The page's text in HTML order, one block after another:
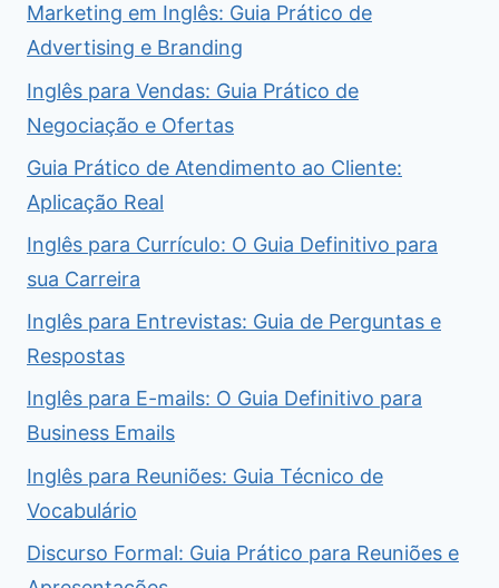
Marketing em Inglês: Guia Prático de
Advertising e Branding
Inglês para Vendas: Guia Prático de
Negociação e Ofertas
Guia Prático de Atendimento ao Cliente:
Aplicação Real
Inglês para Currículo: O Guia Definitivo para
sua Carreira
Inglês para Entrevistas: Guia de Perguntas e
Respostas
Inglês para E-mails: O Guia Definitivo para
Business Emails
Inglês para Reuniões: Guia Técnico de
Vocabulário
Discurso Formal: Guia Prático para Reuniões e